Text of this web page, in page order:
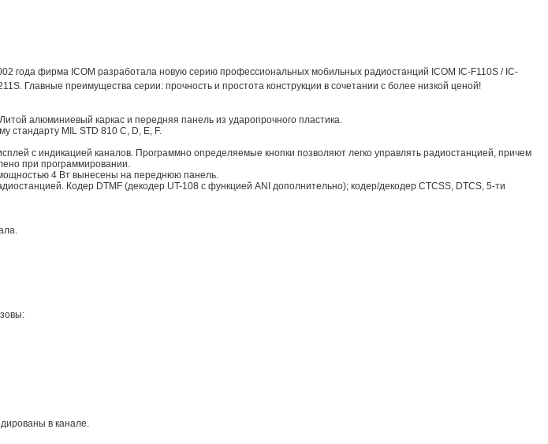
года фирма ICOM разработала новую серию профессиональных мобильных радиостанций ICOM IC-F110S / IC-
Главные преимущества серии: прочность и простота конструкции в сочетании с более низкой ценой!
алюминиевый каркас и передняя панель из ударопрочного пластика.
стандарту MIL STD 810 C, D, E, F.
с индикацией каналов. Программно определяемые кнопки позволяют легко управлять радиостанцией, причем
при программировании.
4 Вт вынесены на переднюю панель.
Кодер DTMF (декодер UT-108 с функцией ANI дополнительно); кодер/декодер CTCSS, DTCS, 5-ти
в канале.